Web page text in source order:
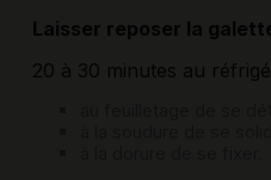
Laisser reposer la
20 à 30 minutes au